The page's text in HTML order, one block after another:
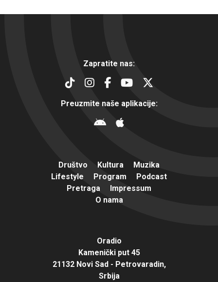
Zapratite nas:
Preuzmite naše aplikacije:
Društvo Kultura
Muzika
Lifestyle
Program
Podcast
Pretraga
Impressum
O nama
Oradio
Kamenički put 45
21132 Novi Sad - Petrovaradin,
Srbija